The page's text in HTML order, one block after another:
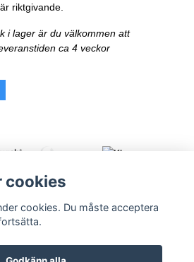
riktgivande.
i lager är du välkommen att
ca 4 veckor
Köpvillkor
cookies
cookies. Du måste acceptera